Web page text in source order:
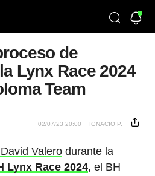
de
Lynx Race 2024
Team
02/07/23 20:00 IGNACIO P.
Valerodurante la
Lynx Race 2024, el BH